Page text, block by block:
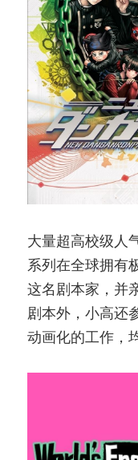
大量超高校级人
系列在全球拥有
这名剧本家，并
剧本外，小高还
动画化的工作，